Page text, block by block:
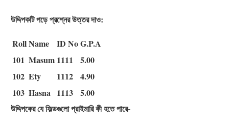
উদ্দিপকটি পড়ে প্রশ্নের উত্তর দাও:
RollName ID NoG.P.A
101 Masum 1111
5.00
102 Ety 1112
4.90
103 Hasna 1113
5.00
উদ্দিপকের যে ফিল্ডগুলো প্রাইমারি কী হতে পারে-